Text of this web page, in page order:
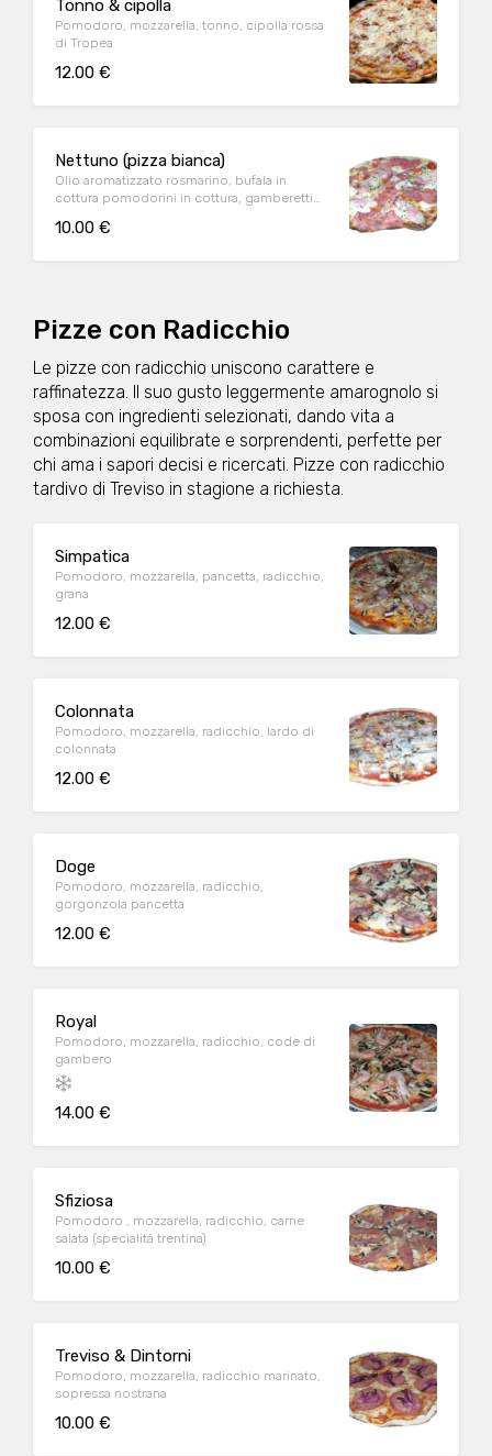
Tonno & cipolla
Pomodoro, mozzarella, tonno, cipolla rossa
di Tropea
12.00 €
Nettuno (pizza bianca)
Olio aromatizzato rosmarino, bufala in
cottura pomodorini in cottura, gamberetti
prezzemolo
10.00 €
Pizze con Radicchio
Le pizze con radicchio uniscono carattere e
raffinatezza. Il suo gusto leggermente amarognolo si
sposa con ingredienti selezionati, dando vita a
combinazioni equilibrate e sorprendenti, perfette per
chi ama i sapori decisi e ricercati. Pizze con radicchio
tardivo di Treviso in stagione a richiesta.
Simpatica
Pomodoro, mozzarella, pancetta, radicchio,
grana
12.00 €
Colonnata
Pomodoro, mozzarella, radicchio, lardo di
colonnata
12.00 €
Doge
Pomodoro, mozzarella, radicchio,
gorgonzola pancetta
12.00 €
Royal
Pomodoro, mozzarella, radicchio, code di
gambero
14.00 €
Sfiziosa
Pomodoro , mozzarella, radicchio, carne
salata (specialità trentina)
10.00 €
Treviso & Dintorni
Pomodoro, mozzarella, radicchio marinato,
sopressa nostrana
10.00 €